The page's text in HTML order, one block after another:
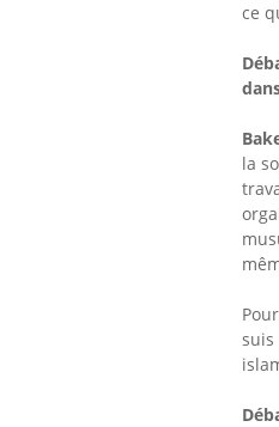
ce
la
suis